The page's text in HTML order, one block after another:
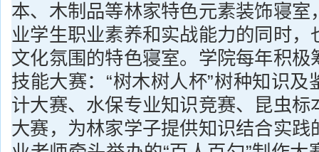
本、木制品等林家特色元素装饰寝室
业学生职业素养和实战能力的同时，
文化氛围的特色寝室。学院每年积极
技能大赛：“树木树人杯”树种知识及
计大赛、水保专业知识竞赛、昆虫标
大赛，为林家学子提供知识结合实践